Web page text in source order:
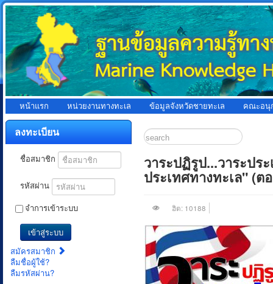
หน้าแรก หน่วยงานทางทะเล ข้อมูลจังหวัดชายทะเล คณะอนุ
ลงทะเบียน
ชื่อสมาชิก
รหัสผ่าน
จำการเข้าระบบ
เข้าสู่ระบบ
สมัครสมาชิก
ลืมชื่อผู้ใช้?
ลืมรหัสผ่าน?
วาระปฏิรูป...วาระป
ประเทศทางทะเล" (ต
ฮิต: 10188